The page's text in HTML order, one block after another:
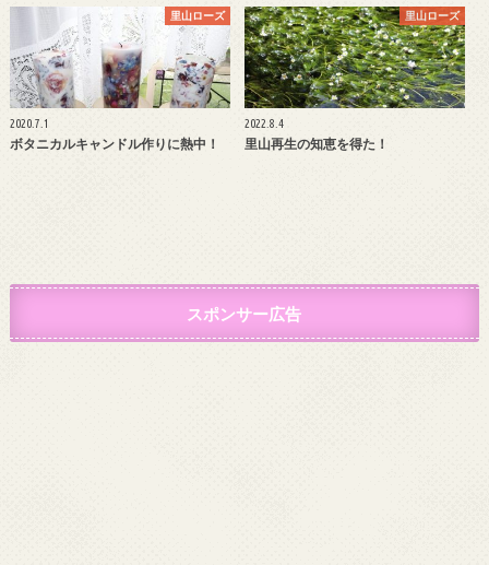
里山ローズ
2020.7.1
ボタニカルキャンドル作りに熱中！
里山ローズ
2022.8.4
里山再生の知恵を得た！
スポンサー広告